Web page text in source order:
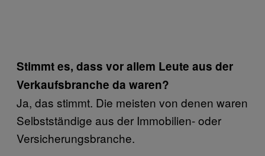
Stimmt es, dass vor allem Leute aus der
Verkaufsbranche da waren?
Ja, das stimmt. Die meisten von denen waren
Selbstständige aus der Immobilien- oder
Versicherungsbranche.